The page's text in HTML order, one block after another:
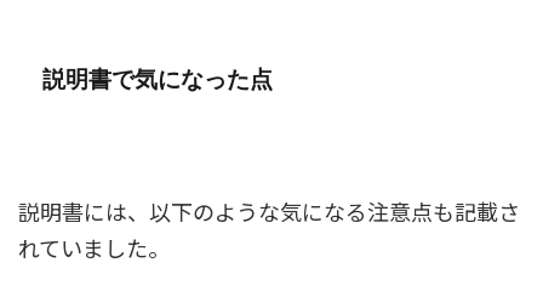
説明書で気になった点
説明書には、以下のような気になる注意点も記載さ
れていました。